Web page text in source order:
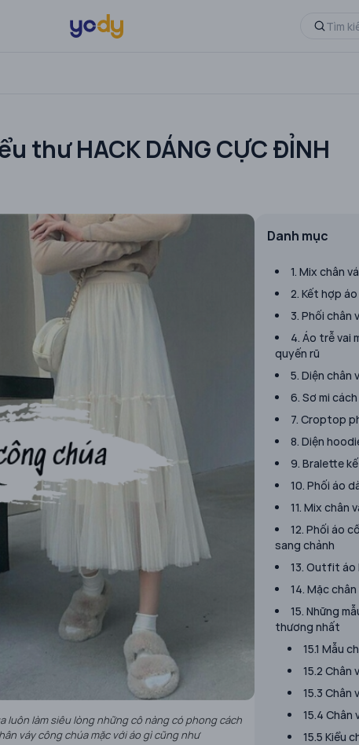
thư HACK DÁNG CỰC ĐỈNH
luôn làm siêu lòng những cô nàng có phong cách
váy công chúa mặc với áo gì cũng như
Danh mục
1. Mix chân
2. Kết hợp
3. Phối chân
4. Áo trễ vai
quyến rũ
5. Diện chân
6. Sơ mi
7. Croptop
8. Diện
9. Bralette
10. Phối áo
11. Mix chân
12. Phối áo
sang chảnh
13. Outfit áo
14. Mặc
15. Những
thương nhất
15.1 Mẫu
15.2 Chân
15.3 Chân
15.4 Chân
15.5 Kiểu